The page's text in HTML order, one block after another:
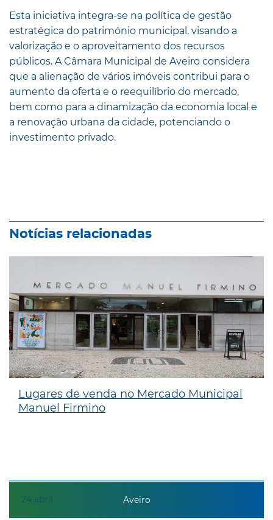
Esta iniciativa integra-se na política de gestão
estratégica do património municipal, visando a
valorização e o aproveitamento dos recursos
públicos. A Câmara Municipal de Aveiro considera
que a alienação de vários imóveis contribui para o
aumento da oferta e o reequilíbrio do mercado,
bem como para a dinamização da economia local e
a renovação urbana da cidade, potenciando o
investimento privado.
Notícias relacionadas
24 abril
Lugares de venda no Mercado Municipal
Manuel Firmino
Aveiro